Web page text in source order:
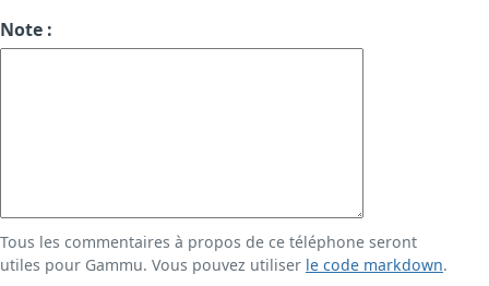
Note :
Tous les commentaires à propos de ce téléphone seront
utiles pour Gammu. Vous pouvez utiliser le code markdown.